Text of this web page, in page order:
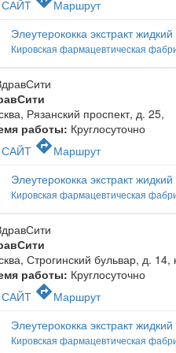
САЙТ
Маршрут
Элеутерококка экстракт
Кировская фармацевтическая
Рязанский проспект, д. 25,
работы: Круглосуточно
САЙТ directionsМаршрут
Элеутерококка экстракт
Кировская фармацевтическая
Строгинский бульвар, д. 14,
работы: Круглосуточно
САЙТ directionsМаршрут
Элеутерококка экстракт
Кировская фармацевтическая